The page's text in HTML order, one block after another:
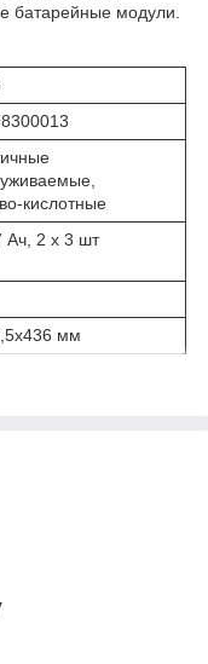
батарейные модули.
кислотные
Ач, 2 х 3 шт
мм